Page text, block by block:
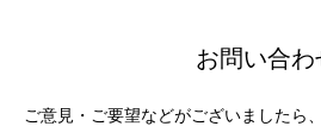
お問い合わ
ご意見・ご要望などがございましたら